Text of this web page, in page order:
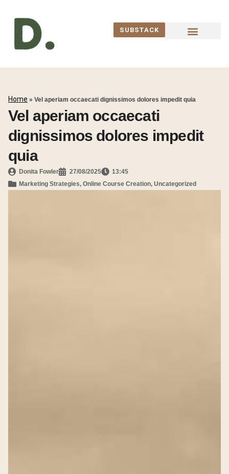
SUBSTACK
Home » Vel aperiam occaecati dignissimos dolores impedit quia
Vel aperiam occaecati
dignissimos dolores impedit
quia
Donita Fowler 27/08/2025
13:45
Marketing Strategies, Online Course Creation, Uncategorized